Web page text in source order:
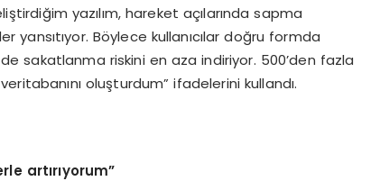
yazılım, hareket açılarında sapma
yansıtıyor. Böylece kullanıcılar doğru formda
sakatlanma riskini en aza indiriyor. 500’den fazla
oluşturdum” ifadelerini kullandı.
artırıyorum”